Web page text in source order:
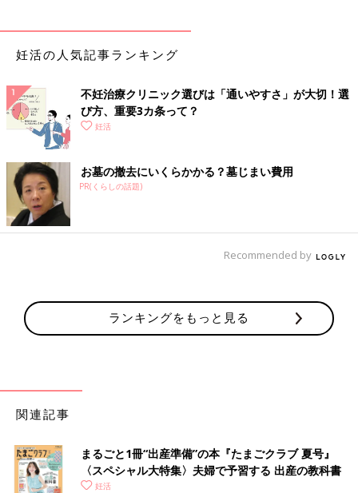
妊活の人気記事ランキング
不妊治療クリニック選びは「通いやすさ」が大切！選
び方、重要3カ条って？
妊活
お墓の撤去にいくらかかる？墓じまい費用
PR(くらしの話題)
Recommended by
ランキングをもっと見る
関連記事
まるごと1冊“出産準備”の本『たまごクラブ 夏号』
〈スペシャル大特集〉夫婦で予習する 出産の教科書
妊活